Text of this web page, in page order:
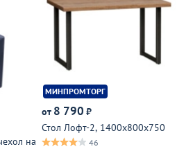
на
МИНПРОМТОРГ
от 8 790 ₽
Стол Лофт-2, 1400х800х750
46